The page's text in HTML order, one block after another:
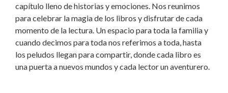
capítulo lleno de historias y emociones. Nos reunimos
para celebrar la magia de los libros y disfrutar de cada
momento de la lectura. Un espacio para toda la familia y
cuando decimos para toda nos referimos a toda, hasta
los peludos llegan para compartir, donde cada libro es
una puerta a nuevos mundos y cada lector un aventurero.